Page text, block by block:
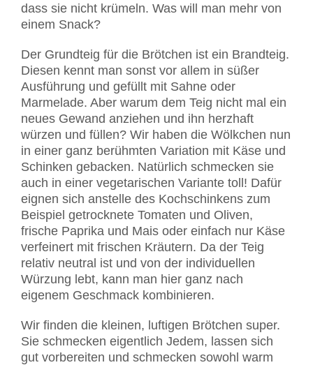
dass sie nicht krümeln. Was will man mehr von
einem Snack?
Der Grundteig für die Brötchen ist ein Brandteig.
Diesen kennt man sonst vor allem in süßer
Ausführung und gefüllt mit Sahne oder
Marmelade. Aber warum dem Teig nicht mal ein
neues Gewand anziehen und ihn herzhaft
würzen und füllen? Wir haben die Wölkchen nun
in einer ganz berühmten Variation mit Käse und
Schinken gebacken. Natürlich schmecken sie
auch in einer vegetarischen Variante toll! Dafür
eignen sich anstelle des Kochschinkens zum
Beispiel getrocknete Tomaten und Oliven,
frische Paprika und Mais oder einfach nur Käse
verfeinert mit frischen Kräutern. Da der Teig
relativ neutral ist und von der individuellen
Würzung lebt, kann man hier ganz nach
eigenem Geschmack kombinieren.
Wir finden die kleinen, luftigen Brötchen super.
Sie schmecken eigentlich Jedem, lassen sich
gut vorbereiten und schmecken sowohl warm